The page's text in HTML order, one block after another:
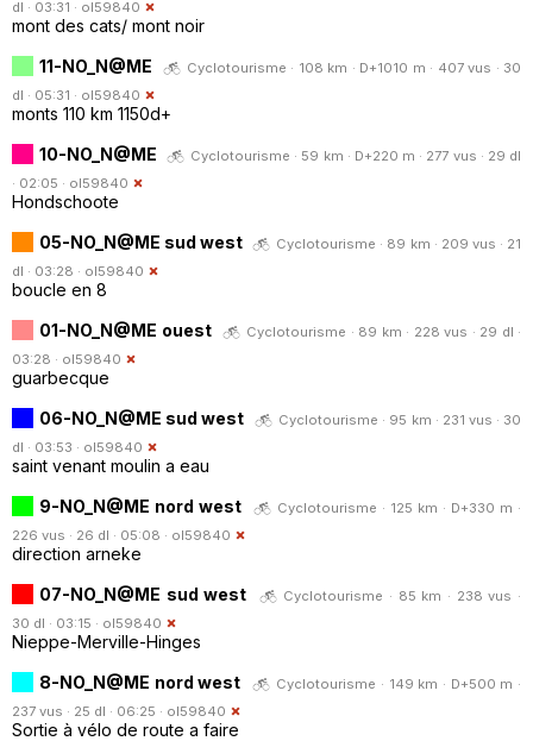
dl · 03:31 · ol59840
mont des cats/ mont noir
11-NO_N@ME
Cyclotourisme · 108 km · D+1010 m · 407 vus · 30
dl · 05:31 · ol59840
monts 110 km 1150d+
10-NO_N@ME
Cyclotourisme · 59 km · D+220 m · 277 vus · 29 dl
· 02:05 · ol59840
Hondschoote
05-NO_N@ME sud west
Cyclotourisme · 89 km · 209 vus · 21
dl · 03:28 · ol59840
boucle en 8
01-NO_N@ME ouest
Cyclotourisme · 89 km · 228 vus · 29 dl ·
03:28 · ol59840
guarbecque
06-NO_N@ME sud west
Cyclotourisme · 95 km · 231 vus · 30
dl · 03:53 · ol59840
saint venant moulin a eau
9-NO_N@ME nord west
Cyclotourisme · 125 km · D+330 m ·
226 vus · 26 dl · 05:08 · ol59840
direction arneke
07-NO_N@ME sud west
Cyclotourisme · 85 km · 238 vus ·
30 dl · 03:15 · ol59840
Nieppe-Merville-Hinges
8-NO_N@ME nord west
Cyclotourisme · 149 km · D+500 m ·
237 vus · 25 dl · 06:25 · ol59840
Sortie à vélo de route a faire